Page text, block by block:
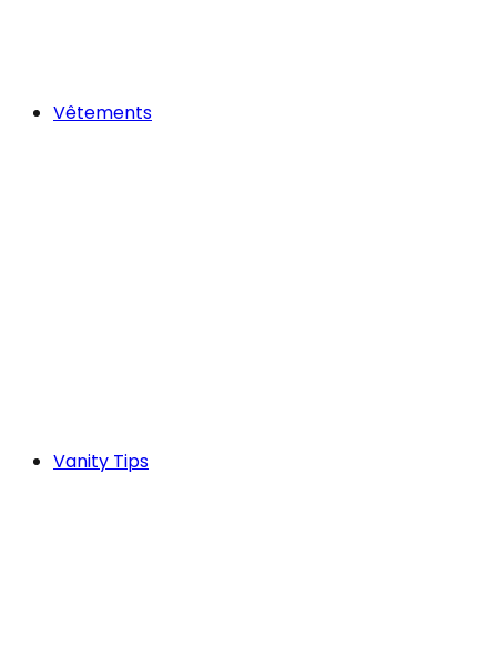
Vêtements
Vanity Tips